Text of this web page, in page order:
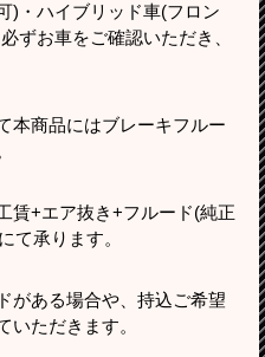
)・ハイブリッド車(フロン
ずお車をご確認いただき、
本商品にはブレーキフルー
賃+エア抜き+フルード(純正
て承ります。
がある場合や、持込ご希望
いただきます。